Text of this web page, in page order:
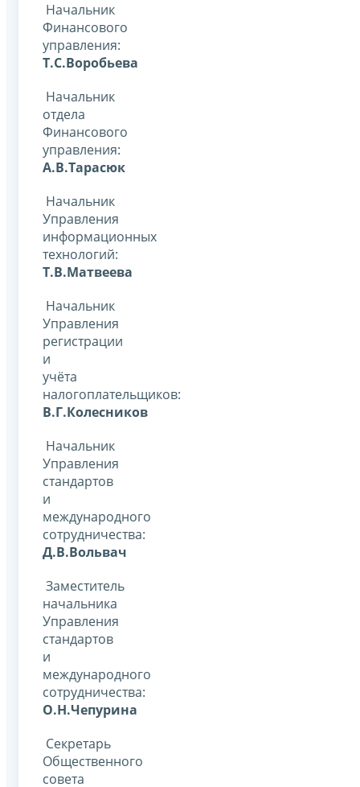
Начальник
Финансового
управления:
Т.С.Воробьева
Начальник
отдела
Финансового
управления:
А.В.Тарасюк
Начальник
Управления
информационных
технологий:
Т.В.Матвеева
Начальник
Управления
регистрации
и
учёта
налогоплательщиков:
В.Г.Колесников
Начальник
Управления
стандартов
и
международного
сотрудничества:
Д.В.Вольвач
Заместитель
начальника
Управления
стандартов
и
международного
сотрудничества:
О.Н.Чепурина
Секретарь
Общественного
совета